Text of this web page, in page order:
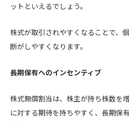
ットといえるでしょう。
株式が取引されやすくなることで、
断がしやすくなります。
長期保有へのインセンティブ
株式無償割当は、株主が持ち株数を
に対する期待を持ちやすく、長期保